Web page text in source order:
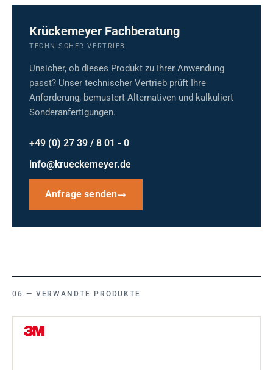
Krückemeyer Fachberatung
TECHNISCHER VERTRIEB
Unsicher, ob dieses Produkt zu Ihrer Anwendung
passt? Unser technischer Vertrieb prüft Ihre
Anforderung, bemustert Alternativen und kalkuliert
Sonderanfertigungen.
+49 (0) 27 39 / 8 01 - 0
info@krueckemeyer.de
Anfrage senden→
VERWANDTE PRODUKTE